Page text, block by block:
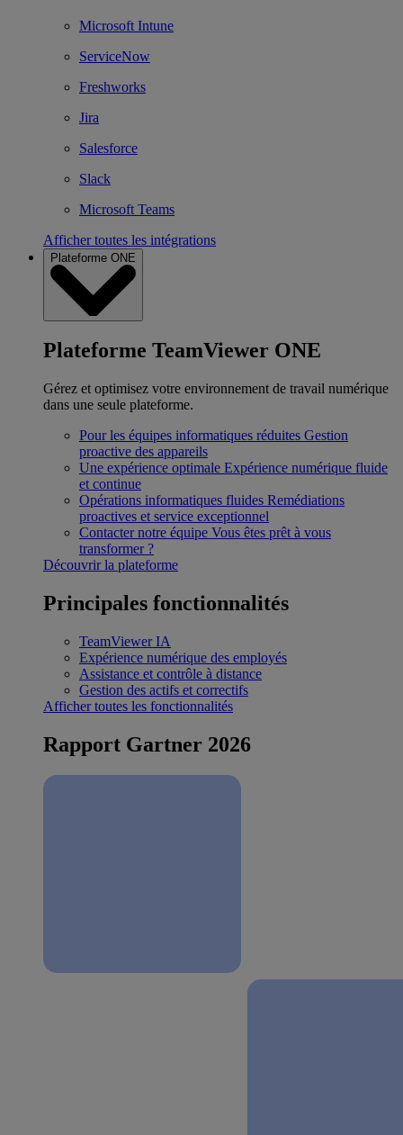
Microsoft Intune
ServiceNow
Freshworks
Jira
Salesforce
Slack
Microsoft Teams
Afficher toutes les intégrations
Plateforme ONE
Plateforme TeamViewer ONE
Gérez et optimisez votre environnement de travail numérique
dans une seule plateforme.
Pour les équipes informatiques réduites Gestion
proactive des appareils
Une expérience optimale Expérience numérique fluide
et continue
Opérations informatiques fluides Remédiations
proactives et service exceptionnel
Contacter notre équipe Vous êtes prêt à vous
transformer ?
Découvrir la plateforme
Principales fonctionnalités
TeamViewer IA
Expérience numérique des employés
Assistance et contrôle à distance
Gestion des actifs et correctifs
Afficher toutes les fonctionnalités
Rapport Gartner 2026